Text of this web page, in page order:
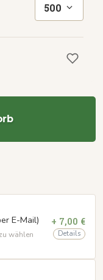
500
E-Mail)
wählen
+ 7,00 €
Details